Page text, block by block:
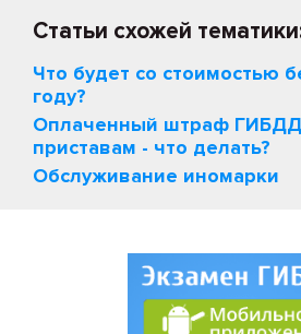
Статьи схожей
Что будет со стоимостью
году?
Оплаченный штраф
приставам - что делать?
Обслуживание иномарки